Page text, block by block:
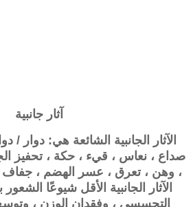
آثار جانبية
الآثار الجانبية الشائعة هي: دوار /
صداع ، نعاس ، قيء ، حكة ، تحفيز
، وهن ، تعرق ، عسر الهضم ، جفاف
الآثار الجانبية الأقل شيوعًا
التحسسي ، وفقدان الوزن ،